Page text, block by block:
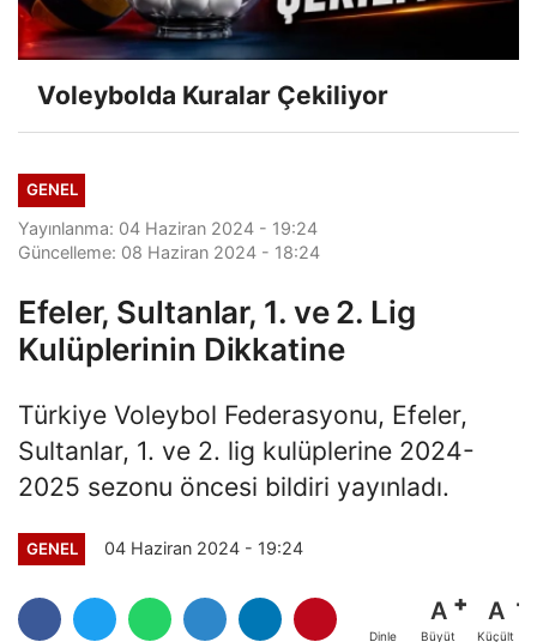
Voleybolda Kuralar Çekiliyor
GENEL
Yayınlanma: 04 Haziran 2024 - 19:24
Güncelleme: 08 Haziran 2024 - 18:24
Efeler, Sultanlar, 1. ve 2. Lig
Kulüplerinin Dikkatine
Türkiye Voleybol Federasyonu, Efeler,
Sultanlar, 1. ve 2. lig kulüplerine 2024-
2025 sezonu öncesi bildiri yayınladı.
GENEL 04 Haziran 2024 - 19:24
Dinle
A
Büyüt
A
Küçült